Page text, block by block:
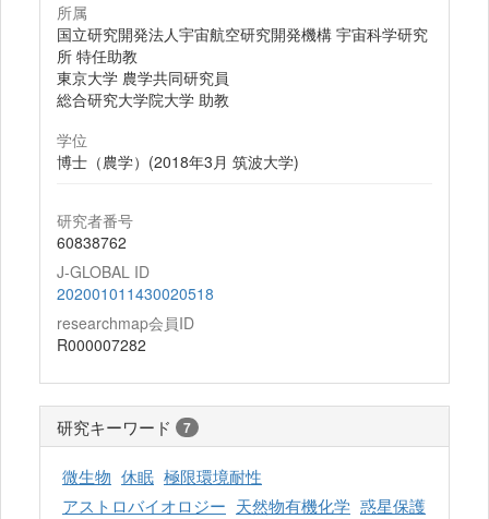
所属
国立研究開発法人宇宙航空研究開発機構 宇宙科学研究
所 特任助教
東京大学 農学共同研究員
総合研究大学院大学 助教
学位
博士（農学）(2018年3月 筑波大学)
研究者番号
60838762
J-GLOBAL ID
202001011430020518
researchmap会員ID
R000007282
研究キーワード 7
微生物 休眠 極限環境耐性
アストロバイオロジー 天然物有機化学 惑星保護